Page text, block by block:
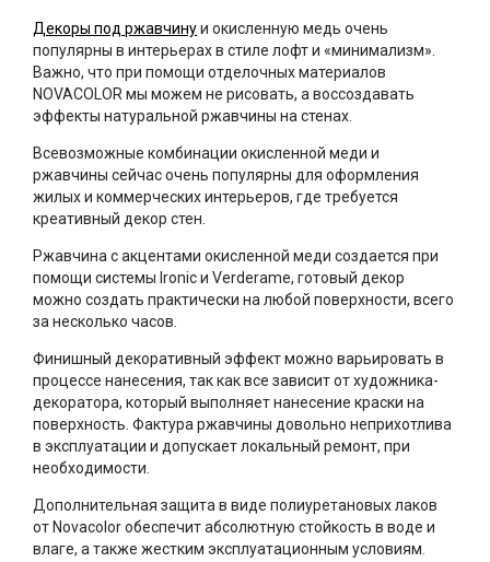
Декоры под ржавчинуи окисленную медь очень
популярны в интерьерах в стиле лофт и «минимализм».
Важно, что при помощи отделочных материалов
NOVACOLOR мы можем не рисовать, а воссоздавать
эффекты натуральной ржавчины на стенах.
Всевозможные комбинации окисленной меди и
ржавчины сейчас очень популярны для оформления
жилых и коммерческих интерьеров, где требуется
креативный декор стен.
Ржавчина с акцентами окисленной меди создается при
помощи системы Ironic и Verderame, готовый декор
можно создать практически на любой поверхности, всего
за несколько часов.
Финишный декоративный эффект можно варьировать в
процессе нанесения, так как все зависит от художника-
декоратора, который выполняет нанесение краски на
поверхность. Фактура ржавчины довольно неприхотлива
в эксплуатации и допускает локальный ремонт, при
необходимости.
Дополнительная защита в виде полиуретановых лаков
от Novacolor обеспечит абсолютную стойкость в воде и
влаге, а также жестким эксплуатационным условиям.